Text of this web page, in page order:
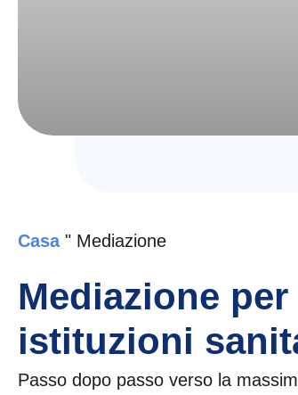
Casa" Mediazione
Mediazione
istituzioni
Passo dopo passo verso la